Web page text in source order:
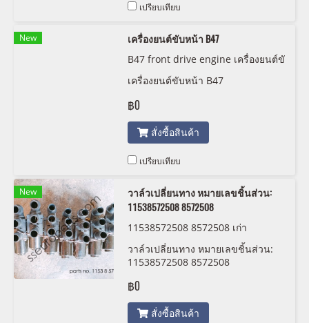
เปรียบเทียบ
New
เครื่องยนต์ขับหน้า B47
B47 front drive engine เครื่องยนต์ขั
บหน้า B47
เครื่องยนต์ขับหน้า B47
฿0
สั่งซื้อสินค้า
เปรียบเทียบ
New
วาล์วเปลี่ยนทาง หมายเลขชิ้นส่วน:
11538572508 8572508
11538572508 8572508 เก่า
วาล์วเปลี่ยนทาง หมายเลขชิ้นส่วน:
11538572508 8572508
฿0
สั่งซื้อสินค้า